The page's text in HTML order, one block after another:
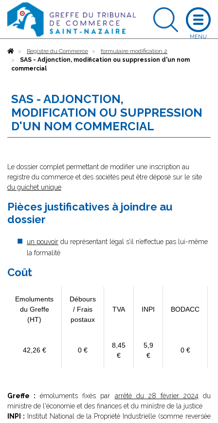
AccueilRegistre du Commerce
formulaire modification 2
SAS - Adjonction, modification ou suppression d'un nom
commercial
SAS - ADJONCTION,
MODIFICATION OU SUPPRESSION
D'UN NOM COMMERCIAL
Le dossier complet permettant de modifier une inscription au
registre du commerce et des sociétés peut être déposé sur le site
du guichet unique
Pièces justificatives à joindre au
dossier
un pouvoir du représentant légal s’il n’effectue pas lui-même
la formalité
Coût
Emoluments
du Greffe
(HT)
Débours
/ Frais
postaux
TVA INPI BODACC
42,26 € 0 €
8,45
€
5,9
€
0 €
Greffe : émoluments fixés par arrêté du 28 février 2024 du
ministre de l'économie et des finances et du ministre de la justice
INPI : Institut National de la Propriété Industrielle (somme reversée